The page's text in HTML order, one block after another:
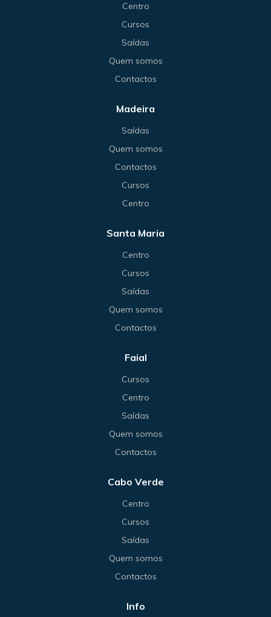
Centro
Cursos
Saídas
Quem somos
Contactos
Madeira
Saídas
Quem somos
Contactos
Cursos
Centro
Santa Maria
Centro
Cursos
Saídas
Quem somos
Contactos
Faial
Cursos
Centro
Saídas
Quem somos
Contactos
Cabo Verde
Centro
Cursos
Saídas
Quem somos
Contactos
Info